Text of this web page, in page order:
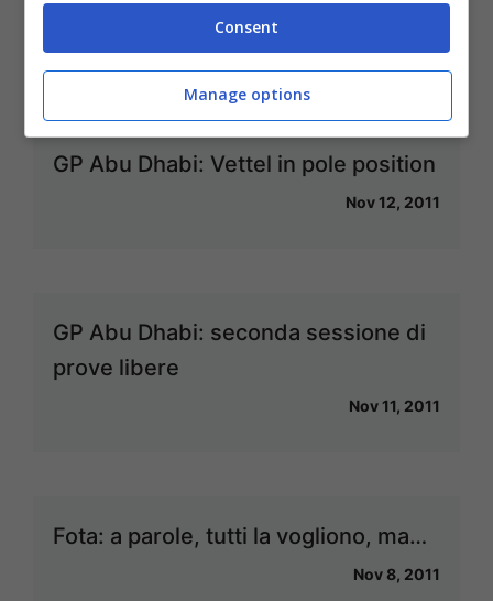
GP Abu Dhabi: Vettel in pole position
Nov 12, 2011
GP Abu Dhabi: seconda sessione di
prove libere
Nov 11, 2011
Fota: a parole, tutti la vogliono, ma…
Nov 8, 2011
Consent
Manage options